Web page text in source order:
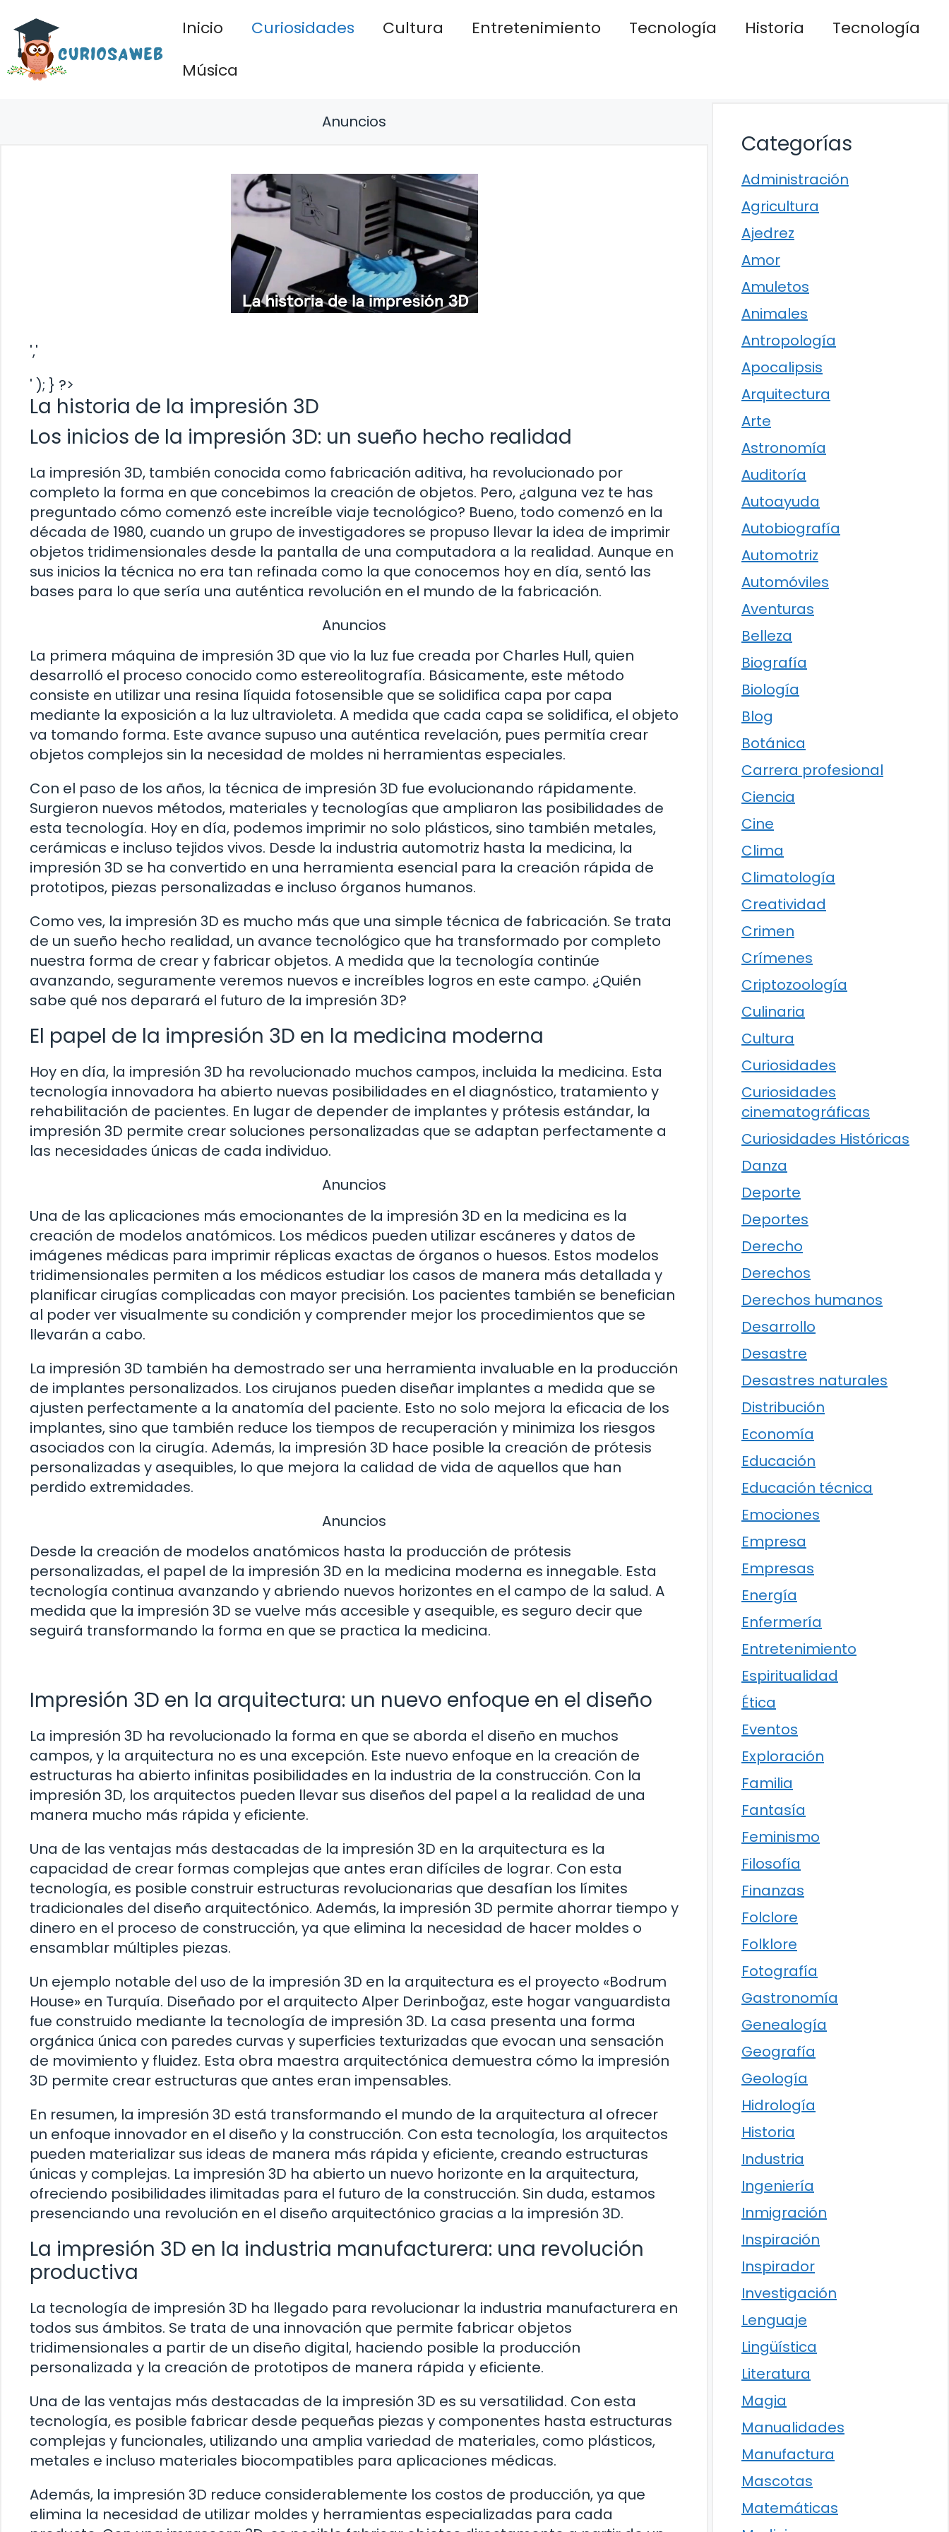
contenido
Inicio Curiosidades Cultura Entretenimiento Tecnología Historia
Tecnología
Música
Anuncios
','
' ); } ?>
La historia de la impresión 3D
Los inicios de la impresión 3D: un sueño hecho realidad
La impresión 3D, también conocida como fabricación aditiva, ha revolucionado por
completo la forma en que concebimos la creación de objetos. Pero, ¿alguna vez te has
preguntado cómo comenzó este increíble viaje tecnológico? Bueno, todo comenzó en la
década de 1980, cuando un grupo de investigadores se propuso llevar la idea de imprimir
objetos tridimensionales desde la pantalla de una computadora a la realidad. Aunque en
sus inicios la técnica no era tan refinada como la que conocemos hoy en día, sentó las
bases para lo que sería una auténtica revolución en el mundo de la fabricación.
Anuncios
La primera máquina de impresión 3D que vio la luz fue creada por Charles Hull, quien
desarrolló el proceso conocido como estereolitografía. Básicamente, este método
consiste en utilizar una resina líquida fotosensible que se solidifica capa por capa
mediante la exposición a la luz ultravioleta. A medida que cada capa se solidifica, el objeto
va tomando forma. Este avance supuso una auténtica revelación, pues permitía crear
objetos complejos sin la necesidad de moldes ni herramientas especiales.
Con el paso de los años, la técnica de impresión 3D fue evolucionando rápidamente.
Surgieron nuevos métodos, materiales y tecnologías que ampliaron las posibilidades de
esta tecnología. Hoy en día, podemos imprimir no solo plásticos, sino también metales,
cerámicas e incluso tejidos vivos. Desde la industria automotriz hasta la medicina, la
impresión 3D se ha convertido en una herramienta esencial para la creación rápida de
prototipos, piezas personalizadas e incluso órganos humanos.
Como ves, la impresión 3D es mucho más que una simple técnica de fabricación. Se trata
de un sueño hecho realidad, un avance tecnológico que ha transformado por completo
nuestra forma de crear y fabricar objetos. A medida que la tecnología continúe
avanzando, seguramente veremos nuevos e increíbles logros en este campo. ¿Quién
sabe qué nos deparará el futuro de la impresión 3D?
El papel de la impresión 3D en la medicina moderna
Hoy en día, la impresión 3D ha revolucionado muchos campos, incluida la medicina. Esta
tecnología innovadora ha abierto nuevas posibilidades en el diagnóstico, tratamiento y
rehabilitación de pacientes. En lugar de depender de implantes y prótesis estándar, la
impresión 3D permite crear soluciones personalizadas que se adaptan perfectamente a
las necesidades únicas de cada individuo.
Anuncios
Una de las aplicaciones más emocionantes de la impresión 3D en la medicina es la
creación de modelos anatómicos. Los médicos pueden utilizar escáneres y datos de
imágenes médicas para imprimir réplicas exactas de órganos o huesos. Estos modelos
tridimensionales permiten a los médicos estudiar los casos de manera más detallada y
planificar cirugías complicadas con mayor precisión. Los pacientes también se benefician
al poder ver visualmente su condición y comprender mejor los procedimientos que se
llevarán a cabo.
La impresión 3D también ha demostrado ser una herramienta invaluable en la producción
de implantes personalizados. Los cirujanos pueden diseñar implantes a medida que se
ajusten perfectamente a la anatomía del paciente. Esto no solo mejora la eficacia de los
implantes, sino que también reduce los tiempos de recuperación y minimiza los riesgos
asociados con la cirugía. Además, la impresión 3D hace posible la creación de prótesis
personalizadas y asequibles, lo que mejora la calidad de vida de aquellos que han
perdido extremidades.
Anuncios
Desde la creación de modelos anatómicos hasta la producción de prótesis
personalizadas, el papel de la impresión 3D en la medicina moderna es innegable. Esta
tecnología continua avanzando y abriendo nuevos horizontes en el campo de la salud. A
medida que la impresión 3D se vuelve más accesible y asequible, es seguro decir que
seguirá transformando la forma en que se practica la medicina.
Impresión 3D en la arquitectura: un nuevo enfoque en el diseño
La impresión 3D ha revolucionado la forma en que se aborda el diseño en muchos
campos, y la arquitectura no es una excepción. Este nuevo enfoque en la creación de
estructuras ha abierto infinitas posibilidades en la industria de la construcción. Con la
impresión 3D, los arquitectos pueden llevar sus diseños del papel a la realidad de una
manera mucho más rápida y eficiente.
Una de las ventajas más destacadas de la impresión 3D en la arquitectura es la
capacidad de crear formas complejas que antes eran difíciles de lograr. Con esta
tecnología, es posible construir estructuras revolucionarias que desafían los límites
tradicionales del diseño arquitectónico. Además, la impresión 3D permite ahorrar tiempo y
dinero en el proceso de construcción, ya que elimina la necesidad de hacer moldes o
ensamblar múltiples piezas.
Un ejemplo notable del uso de la impresión 3D en la arquitectura es el proyecto «Bodrum
House» en Turquía. Diseñado por el arquitecto Alper Derinboğaz, este hogar vanguardista
fue construido mediante la tecnología de impresión 3D. La casa presenta una forma
orgánica única con paredes curvas y superficies texturizadas que evocan una sensación
de movimiento y fluidez. Esta obra maestra arquitectónica demuestra cómo la impresión
3D permite crear estructuras que antes eran impensables.
En resumen, la impresión 3D está transformando el mundo de la arquitectura al ofrecer
un enfoque innovador en el diseño y la construcción. Con esta tecnología, los arquitectos
pueden materializar sus ideas de manera más rápida y eficiente, creando estructuras
únicas y complejas. La impresión 3D ha abierto un nuevo horizonte en la arquitectura,
ofreciendo posibilidades ilimitadas para el futuro de la construcción. Sin duda, estamos
presenciando una revolución en el diseño arquitectónico gracias a la impresión 3D.
La impresión 3D en la industria manufacturera: una revolución
productiva
La tecnología de impresión 3D ha llegado para revolucionar la industria manufacturera en
todos sus ámbitos. Se trata de una innovación que permite fabricar objetos
tridimensionales a partir de un diseño digital, haciendo posible la producción
personalizada y la creación de prototipos de manera rápida y eficiente.
Una de las ventajas más destacadas de la impresión 3D es su versatilidad. Con esta
tecnología, es posible fabricar desde pequeñas piezas y componentes hasta estructuras
complejas y funcionales, utilizando una amplia variedad de materiales, como plásticos,
metales e incluso materiales biocompatibles para aplicaciones médicas.
Además, la impresión 3D reduce considerablemente los costos de producción, ya que
elimina la necesidad de utilizar moldes y herramientas especializadas para cada
Categorías
Administración
Agricultura
Ajedrez
Amor
Amuletos
Animales
Antropología
Apocalipsis
Arquitectura
Arte
Astronomía
Auditoría
Autoayuda
Autobiografía
Automotriz
Automóviles
Aventuras
Belleza
Biografía
Biología
Blog
Botánica
Carrera profesional
Ciencia
Cine
Clima
Climatología
Creatividad
Crimen
Crímenes
Criptozoología
Culinaria
Cultura
Curiosidades
Curiosidades
cinematográficas
Curiosidades Históricas
Danza
Deporte
Deportes
Derecho
Derechos
Derechos humanos
Desarrollo
Desastre
Desastres naturales
Distribución
Economía
Educación
Educación técnica
Emociones
Empresa
Empresas
Energía
Enfermería
Entretenimiento
Espiritualidad
Ética
Eventos
Exploración
Familia
Fantasía
Feminismo
Filosofía
Finanzas
Folclore
Folklore
Fotografía
Gastronomía
Genealogía
Geografía
Geología
Hidrología
Historia
Industria
Ingeniería
Inmigración
Inspiración
Inspirador
Investigación
Lenguaje
Lingüística
Literatura
Magia
Manualidades
Manufactura
Mascotas
Matemáticas